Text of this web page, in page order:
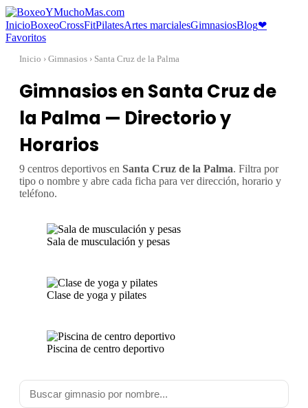
InicioBoxeoCrossFitPilatesArtes marcialesGimnasiosBlog❤
Favoritos
Inicio › Gimnasios › Santa Cruz de la Palma
Gimnasios en Santa Cruz de
la Palma — Directorio y
Horarios
9 centros deportivos en Santa Cruz de la Palma. Filtra por
tipo o nombre y abre cada ficha para ver dirección, horario y
teléfono.
Sala de musculación y pesas
Clase de yoga y pilates
Piscina de centro deportivo